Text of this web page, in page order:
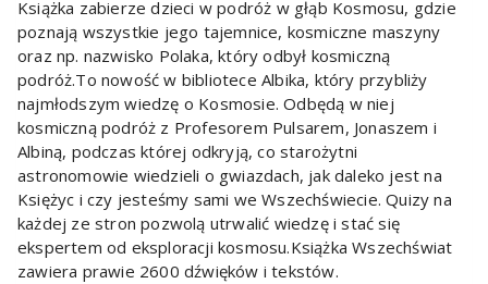
Książka zabierze dzieci w podróż w głąb Kosmosu, gdzie
poznają wszystkie jego tajemnice, kosmiczne maszyny
oraz np. nazwisko Polaka, który odbył kosmiczną
podróż.To nowość w bibliotece Albika, który przybliży
najmłodszym wiedzę o Kosmosie. Odbędą w niej
kosmiczną podróż z Profesorem Pulsarem, Jonaszem i
Albiną, podczas której odkryją, co starożytni
astronomowie wiedzieli o gwiazdach, jak daleko jest na
Księżyc i czy jesteśmy sami we Wszechświecie. Quizy na
każdej ze stron pozwolą utrwalić wiedzę i stać się
ekspertem od eksploracji kosmosu.Książka Wszechświat
zawiera prawie 2600 dźwięków i tekstów.